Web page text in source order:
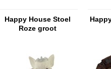
Happy House Stoel
Roze groot